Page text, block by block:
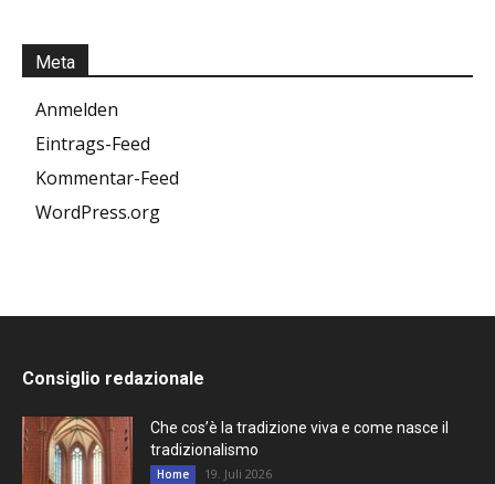
Meta
Anmelden
Eintrags-Feed
Kommentar-Feed
WordPress.org
Consiglio redazionale
Che cos’è la tradizione viva e come nasce il
tradizionalismo
Home 19. Juli 2026